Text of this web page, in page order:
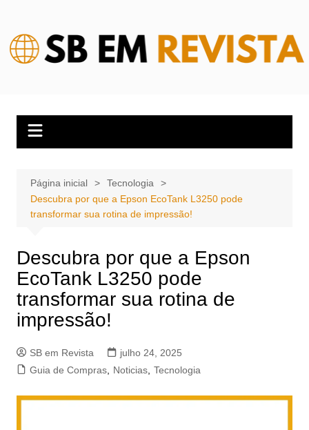
conteúdo
Página inicial
Tecnologia
Descubra por que a Epson EcoTank L3250 pode
transformar sua rotina de impressão!
Descubra por que a Epson
EcoTank L3250 pode
transformar sua rotina de
impressão!
SB em Revista
julho 24, 2025
Guia de Compras, Noticias, Tecnologia